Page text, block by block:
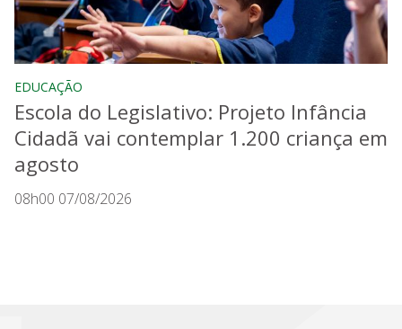
EDUCAÇÃO
Escola do Legislativo: Projeto Infância
Cidadã vai contemplar 1.200 criança em
agosto
08h00 07/08/2026